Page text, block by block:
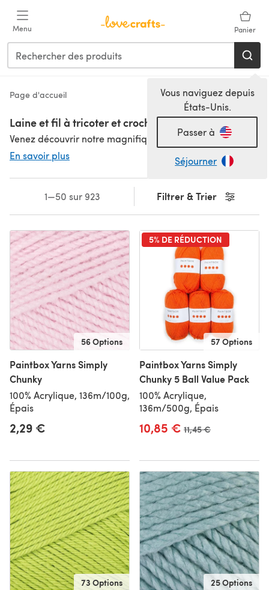
Menu Panier
Vous naviguez depuis
États-Unis.
Passer à
Séjourner
Page d'accueil
Laine et fil à tricoter et crocheter
Voir toutes les marques | Packs à valeur | Packs de couleurs | Fil 4 plis | Fil DK | Fil Aran | Fil épais | Fil super épais
En savoir plus
Filtrer & Trier
1—50 sur 923
56 Options
Paintbox Yarns Simply
Chunky
100% Acrylique, 136m/100g,
Épais
2,29 €
5% DE RÉDUCTION
57 Options
Paintbox Yarns Simply
Chunky 5 Ball Value Pack
100% Acrylique,
136m/500g, Épais
10,85 € Ancien prix
11,45 €
73 Options 25 Options